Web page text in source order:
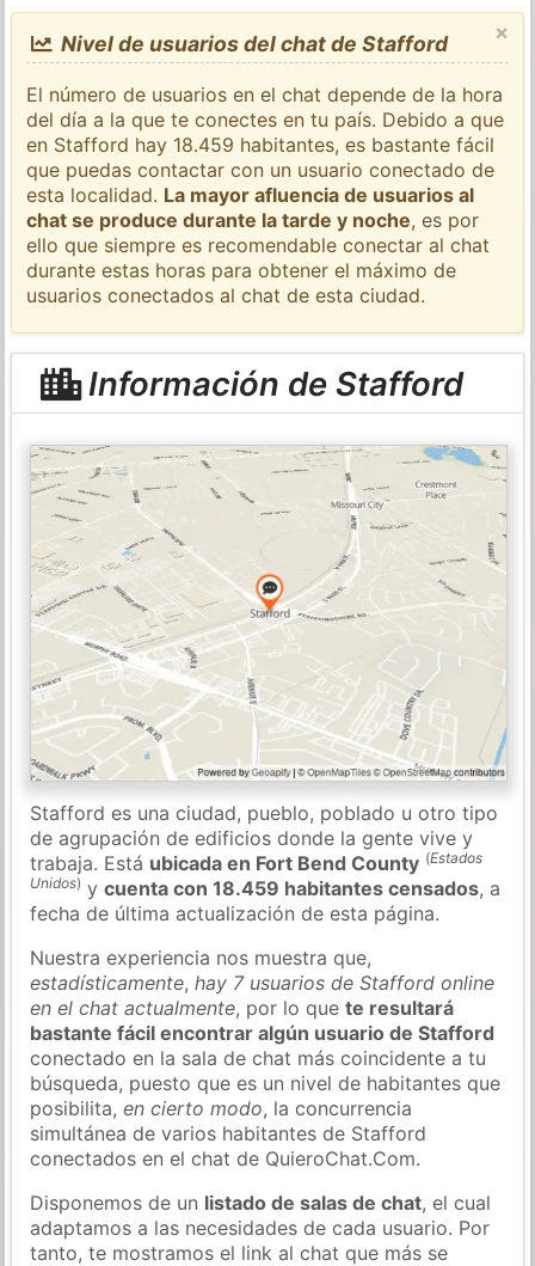
×
Nivel de usuarios del chat de Stafford
El número de usuarios en el chat depende de la hora
del día a la que te conectes en tu país. Debido a que
en Stafford hay 18.459 habitantes, es bastante fácil
que puedas contactar con un usuario conectado de
esta localidad. La mayor afluencia de usuarios al
chat se produce durante la tarde y noche, es por
ello que siempre es recomendable conectar al chat
durante estas horas para obtener el máximo de
usuarios conectados al chat de esta ciudad.
Información de Stafford
Stafford es una ciudad, pueblo, poblado u otro tipo
de agrupación de edificios donde la gente vive y
trabaja. Está ubicada en Fort Bend County (Estados
Unidos) ycuenta con 18.459 habitantes censados, a
fecha de última actualización de esta página.
Nuestra experiencia nos muestra que,
estadísticamente,hay 7 usuarios de Stafford online
en el chat actualmente, por lo quete resultará
bastante fácil encontrar algún usuario de Stafford
conectado en la sala de chat más coincidente a tu
búsqueda, puesto que es un nivel de habitantes que
posibilita,en cierto modo, la concurrencia
simultánea de varios habitantes de Stafford
conectados en el chat de QuieroChat.Com.
Disponemos de un listado de salas de chat, el cual
adaptamos a las necesidades de cada usuario. Por
tanto, te mostramos el link al chat que más se